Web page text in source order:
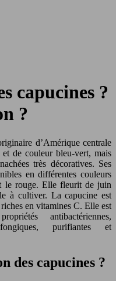
capucines ?
?
d’Amérique centrale
de couleur bleu-vert, mais
très décoratives. Ses
en différentes couleurs
le rouge. Elle fleurit de juin
à cultiver. La capucine est
en vitamines C. Elle est
antibactériennes,
purifiantes et
des capucines ?